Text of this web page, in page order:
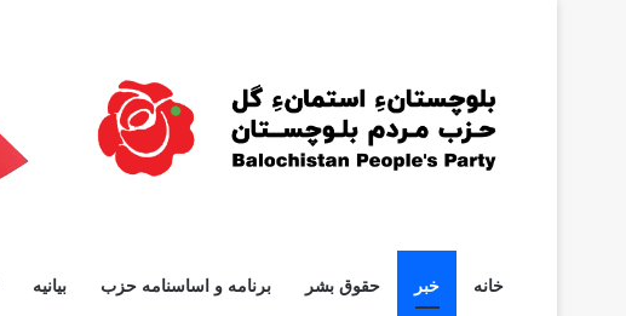
خانه خبر حقوق بشر برنامه و اساسنامه حزب بیانیه